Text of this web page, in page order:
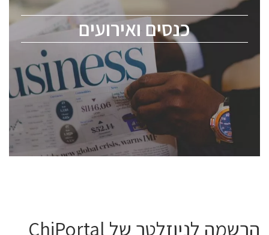
כנסים ואירועים
ChipEx2026 will be held on May 12-13, 2026. The
conference is intended for everyone involved in the
semiconductor industry, including engineers,
professional experts, and senior executives.
לחץ לפרטים
הרשמה לניוזלטר של ChiPortal